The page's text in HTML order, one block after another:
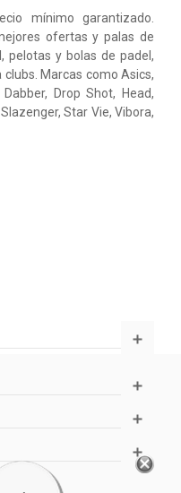
mínimo garantizado.
ofertas y palas de
pelotas y bolas de padel,
Marcas como Asics,
Drop Shot, Head,
Star Vie, Vibora,